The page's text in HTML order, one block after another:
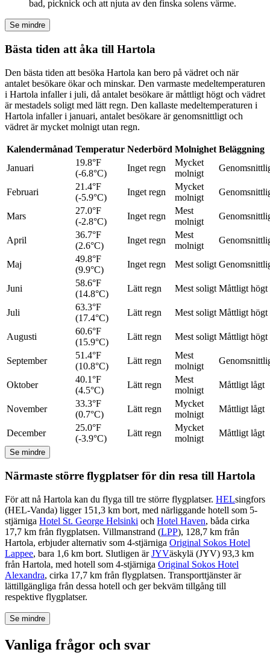
bad, picknick och att njuta av den finska solens värme.
Se mindre
Bästa tiden att åka till Hartola
Den bästa tiden att besöka Hartola kan bero på vädret och när
antalet besökare ökar och minskar. Den varmaste medeltemperaturen
i Hartola infaller i juli, då antalet besökare är måttligt högt och vädret
är mestadels soligt med lätt regn. Den kallaste medeltemperaturen i
Hartola infaller i januari, antalet besökare är genomsnittligt och
vädret är mycket molnigt utan regn.
Kalendermånad Temperatur Nederbörd Molnighet Beläggning
Januari
19.8°F
(-6.8°C)
Inget regn
Mycket
molnigt
Februari
21.4°F
(-5.9°C)
Inget regn
Mycket
molnigt
Mars
27.0°F
(-2.8°C)
Inget regn
Mest
molnigt
April
36.7°F
(2.6°C)
Inget regn
Mest
molnigt
Maj
49.8°F
(9.9°C)
Inget regn Mest soligt
Juni
58.6°F
(14.8°C)
Lätt regn Mest soligt Måttligt högt
Juli
63.3°F
(17.4°C)
Lätt regn Mest soligt Måttligt högt
Augusti
60.6°F
(15.9°C)
Lätt regn Mest soligt Måttligt högt
September
51.4°F
(10.8°C)
Lätt regn
Mest
molnigt
Oktober
40.1°F
(4.5°C)
Lätt regn
Mest
molnigt
Måttligt lågt
November
33.3°F
(0.7°C)
Lätt regn
Mycket
molnigt
Måttligt lågt
December
25.0°F
(-3.9°C)
Lätt regn
Mycket
molnigt
Måttligt lågt
Se mindre
Närmaste större flygplatser för din resa till Hartola
För att nå Hartola kan du flyga till tre större flygplatser. HELsingfors
(HEL-Vanda) ligger 151,3 km bort, med närliggande hotell som 5-
stjärniga Hotel St. George Helsinki och Hotel Haven, båda cirka
17,7 km från flygplatsen. Villmanstrand (LPP), 128,7 km från
Hartola, erbjuder alternativ som 4-stjärniga Original Sokos Hotel
Lappee, bara 1,6 km bort. Slutligen ärJYVäskylä (JYV) 93,3 km
från Hartola, med hotell som 4-stjärniga Original Sokos Hotel
Alexandra, cirka 17,7 km från flygplatsen. Transporttjänster är
lättillgängliga från dessa hotell och ger bekväm tillgång till
respektive flygplatser.
Se mindre
Vanliga frågor och svar